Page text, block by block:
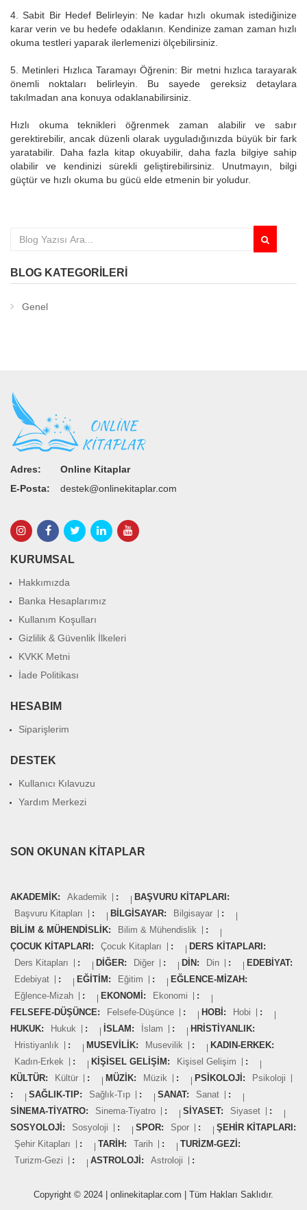
4. Sabit Bir Hedef Belirleyin: Ne kadar hızlı okumak istediğinize
karar verin ve bu hedefe odaklanın. Kendinize zaman zaman hızlı
okuma testleri yaparak ilerlemenizi ölçebilirsiniz.
5. Metinleri Hızlıca Taramayı Öğrenin: Bir metni hızlıca tarayarak
önemli noktaları belirleyin. Bu sayede gereksiz detaylara
takılmadan ana konuya odaklanabilirsiniz.
Hızlı okuma teknikleri öğrenmek zaman alabilir ve sabır
gerektirebilir, ancak düzenli olarak uyguladığınızda büyük bir fark
yaratabilir. Daha fazla kitap okuyabilir, daha fazla bilgiye sahip
olabilir ve kendinizi sürekli geliştirebilirsiniz. Unutmayın, bilgi
güçtür ve hızlı okuma bu gücü elde etmenin bir yoludur.
BLOG KATEGORILERI
Genel
Adres:
Online Kitaplar
E-Posta:
destek@onlinekitaplar.com
KURUMSAL
Hakkımızda
Banka Hesaplarımız
Kullanım Koşulları
Gizlilik & Güvenlik İlkeleri
KVKK Metni
İade Politikası
HESABIM
Siparişlerim
DESTEK
Kullanıcı Kılavuzu
Yardım Merkezi
SON OKUNAN KITAPLAR
AKADEMIK: Akademik :
BAŞVURU KITAPLARI:
Başvuru Kitapları
: BILGISAYAR: Bilgisayar
:
BILIM & MÜHENDISLIK:
Bilim & Mühendislik
:
ÇOCUK KITAPLARI:
Çocuk Kitapları :
DERS KITAPLARI:
Ders Kitapları
: DIĞER: Diğer : DIN: Din :
EDEBIYAT:
Edebiyat
: EĞITIM: Eğitim :
EĞLENCE-MIZAH:
Eğlence-Mizah
: EKONOMI: Ekonomi
:
FELSEFE-DÜŞÜNCE:
Felsefe-Düşünce : HOBI: Hobi
:
HUKUK:
Hukuk : İSLAM: İslam :
HRISTIYANLIK:
Hristiyanlık
: MUSEVILIK: Musevilik :
KADIN-ERKEK:
Kadın-Erkek
: KIŞISEL GELIŞIM: Kişisel Gelişim
:
KÜLTÜR:
Kültür : MÜZIK: Müzik : PSIKOLOJI:
Psikoloji
:
SAĞLIK-TIP: Sağlık-Tıp : SANAT: Sanat
:
SINEMA-TIYATRO:
Sinema-Tiyatro : SIYASET: Siyaset
:
SOSYOLOJI:
Sosyoloji : SPOR: Spor :
ŞEHIR KITAPLARI:
Şehir Kitapları
: TARIH: Tarih :
TURIZM-GEZI:
Turizm-Gezi
: ASTROLOJI: Astroloji :
Copyright © 2024 | onlinekitaplar.com | Tüm Hakları Saklıdır.